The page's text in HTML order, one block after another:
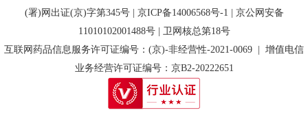
(署)网出证(京)字第345号 | 京ICP备14006568号-1 | 京公网安备
11010102001488号 | 卫网核总第18号
互联网药品信息服务许可证编号：(京)-非经营性-2021-0069 | 增值电信
业务经营许可证编号：京B2-20222651